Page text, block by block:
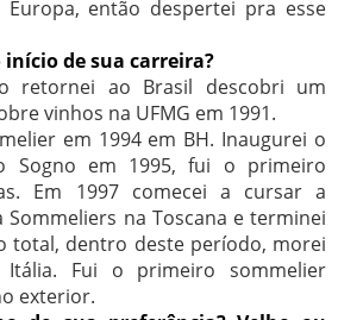
então despertei pra esse
de sua carreira?
retornei ao Brasil descobri um
vinhos na UFMG em 1991.
em 1994 em BH. Inaugurei o
Sogno em 1995, fui o primeiro
Em 1997 comecei a cursar a
Sommeliers na Toscana e terminei
total, dentro deste período, morei
Fui o primeiro sommelier
exterior.